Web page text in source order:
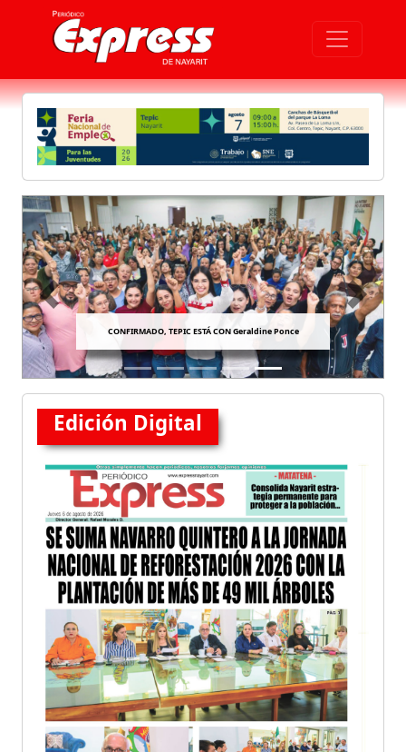
CONFIRMADO, TEPIC ESTÁ CON Geraldine Ponce
Previous Next
Edición Digital